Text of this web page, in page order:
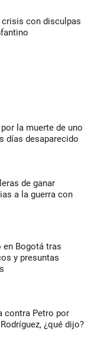
crisis con disculpas
la muerte de uno
días desaparecido
de ganar
a la guerra con
Bogotá tras
y presuntas
contra Petro por
¿qué dijo?